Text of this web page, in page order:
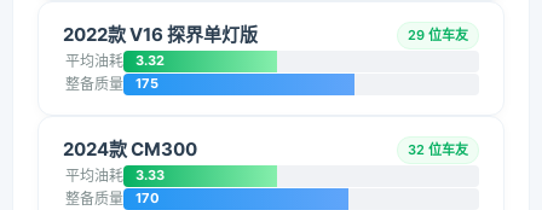
2022款 V16 探界单灯版 29 位车友
平均油耗 3.32
整备质量 175
2024款 CM300 32 位车友
平均油耗 3.33
整备质量 170